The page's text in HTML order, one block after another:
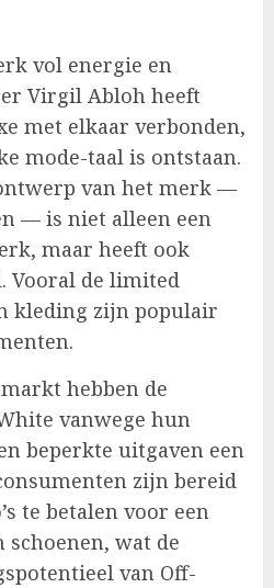
vol energie en
Virgil Abloh heeft
met elkaar verbonden,
mode-taal is ontstaan.
van het merk —
— is niet alleen een
maar heeft ook
Vooral de limited
kleding zijn populair
hebben de
vanwege hun
beperkte uitgaven een
zijn bereid
te betalen voor een
wat de
van Off-